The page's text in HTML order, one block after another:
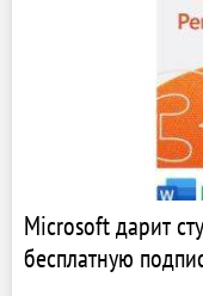
Microsoft дарит
бесплатную